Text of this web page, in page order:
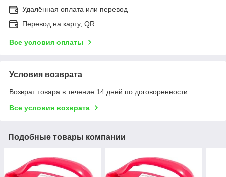
Удалённая оплата или перевод
Перевод на карту, QR
Все условия оплаты
Условия возврата
Возврат товара в течение 14 дней по договоренности
Все условия возврата
Подобные товары компании